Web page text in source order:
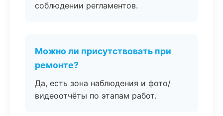
соблюдении регламентов.
Можно ли присутствовать при
ремонте?
Да, есть зона наблюдения и фото/
видеоотчёты по этапам работ.